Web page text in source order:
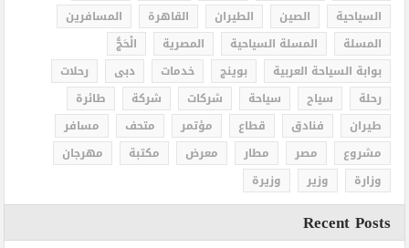
السياحية
الصين الطيران القاهرة
المسافرين
المسلة
المسلة السياحية المصرية
الْحَجُّ
بوابة السياحة العربية
بوينج خدمات دبى
رحلات
رحلة
سياح سياحة شركات شركة
طائرة
طيران
فنادق قطاع مؤتمر متحف
مسافر
مشروع
مصر مطار معرض مكتبة
مهرجان
وزارة
وزير وزيرة
Recent Posts